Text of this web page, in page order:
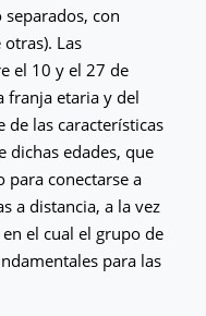
con
Las
el 10 y el 27 de
franja etaria y del
las características
dichas edades, que
para conectarse a
a distancia, a la vez
el cual el grupo de
para las